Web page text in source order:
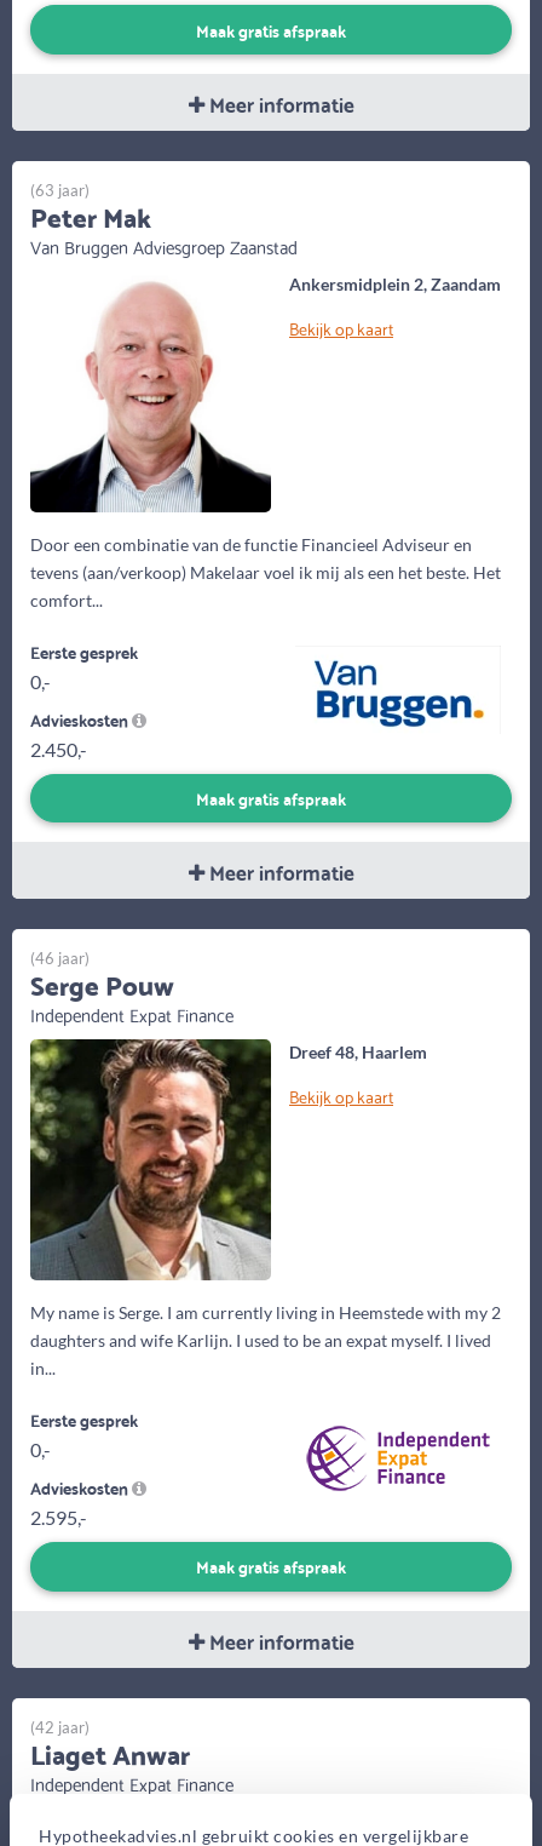
Hypotheekadvies.nl gebruikt cookies en vergelijkbare
Maak gratis afspraak
Meer informatie
Ankersmidplein 2, Zaandam
Bekijk op kaart
Door een combinatie van de functie Financieel Adviseur en
tevens (aan/verkoop) Makelaar voel ik mij als een het beste. Het
comfort...
(63 jaar)
Peter Mak
Van Bruggen Adviesgroep Zaanstad
Eerste gesprek
0,-
Advieskosten
2.450,-
Maak gratis afspraak
Meer informatie
Dreef 48, Haarlem
Bekijk op kaart
My name is Serge. I am currently living in Heemstede with my 2
daughters and wife Karlijn. I used to be an expat myself. I lived
in...
(46 jaar)
Serge Pouw
Independent Expat Finance
Eerste gesprek
0,-
Advieskosten
2.595,-
Maak gratis afspraak
Meer informatie
(42 jaar)
Liaget Anwar
Independent Expat Finance